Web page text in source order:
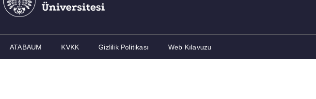
ATABAUM KVKK Gizlilik Politikası Web Kılavuzu